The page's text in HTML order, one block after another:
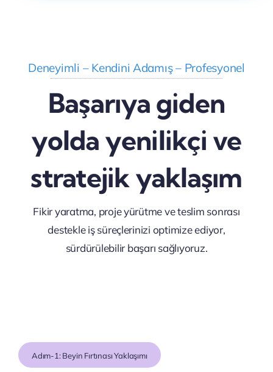
Deneyimli – Kendini Adamış – Profesyonel
Başarıya giden
yolda yenilikçi ve
stratejik yaklaşım
Fikir yaratma, proje yürütme ve teslim sonrası
destekle iş süreçlerinizi optimize ediyor,
sürdürülebilir başarı sağlıyoruz.
Adım-1: Beyin Fırtınası Yaklaşımı